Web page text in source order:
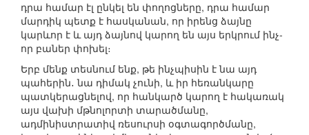
դրա համար էլ ընկել են փողոցները, դրա համար
մարդիկ պետք է հասկանան, որ իրենց ձայնը
կարևոր է և այդ ձայնով կարող են այս երկրում ինչ-
որ բաներ փոխել։
Երբ մենք տեսնում ենք, թե ինչպիսին է նա այդ
պահերին․ նա դիմակ չունի, և իր հեռանկարը
պատկերացնելով, որ հանկարծ կարող է հակառակ
այս վախի մթնոլորտի տարածմանը,
ադմինիստրատիվ ռեսուրսի օգտագործմանը,